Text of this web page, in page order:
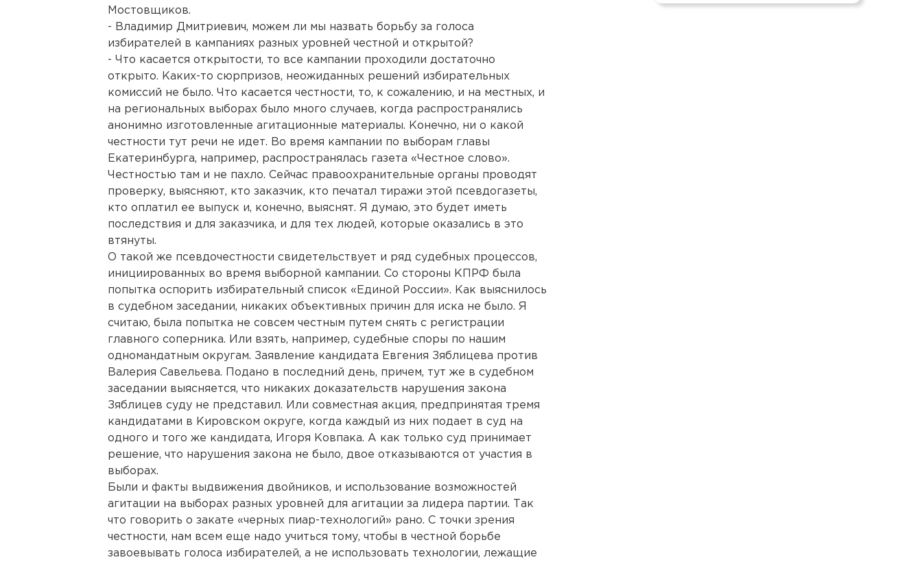
Мостовщиков.
- Владимир Дмитриевич, можем ли мы назвать борьбу за голоса
избирателей в кампаниях разных уровней честной и открытой?
- Что касается открытости, то все кампании проходили достаточно
открыто. Каких-то сюрпризов, неожиданных решений избирательных
комиссий не было. Что касается честности, то, к сожалению, и на местных, и
на региональных выборах было много случаев, когда распространялись
анонимно изготовленные агитационные материалы. Конечно, ни о какой
честности тут речи не идет. Во время кампании по выборам главы
Екатеринбурга, например, распространялась газета «Честное слово».
Честностью там и не пахло. Сейчас правоохранительные органы проводят
проверку, выясняют, кто заказчик, кто печатал тиражи этой псевдогазеты,
кто оплатил ее выпуск и, конечно, выяснят. Я думаю, это будет иметь
последствия и для заказчика, и для тех людей, которые оказались в это
втянуты.
О такой же псевдочестности свидетельствует и ряд судебных процессов,
инициированных во время выборной кампании. Со стороны КПРФ была
попытка оспорить избирательный список «Единой России». Как выяснилось
в судебном заседании, никаких объективных причин для иска не было. Я
считаю, была попытка не совсем честным путем снять с регистрации
главного соперника. Или взять, например, судебные споры по нашим
одномандатным округам. Заявление кандидата Евгения Зяблицева против
Валерия Савельева. Подано в последний день, причем, тут же в судебном
заседании выясняется, что никаких доказательств нарушения закона
Зяблицев суду не представил. Или совместная акция, предпринятая тремя
кандидатами в Кировском округе, когда каждый из них подает в суд на
одного и того же кандидата, Игоря Ковпака. А как только суд принимает
решение, что нарушения закона не было, двое отказываются от участия в
выборах.
Были и факты выдвижения двойников, и использование возможностей
агитации на выборах разных уровней для агитации за лидера партии. Так
что говорить о закате «черных пиар-технологий» рано. С точки зрения
честности, нам всем еще надо учиться тому, чтобы в честной борьбе
завоевывать голоса избирателей, а не использовать технологии, лежащие